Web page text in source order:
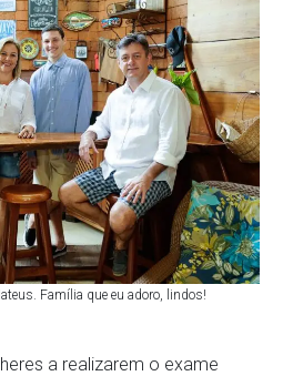
Família que eu adoro, lindos!
a realizarem o exame